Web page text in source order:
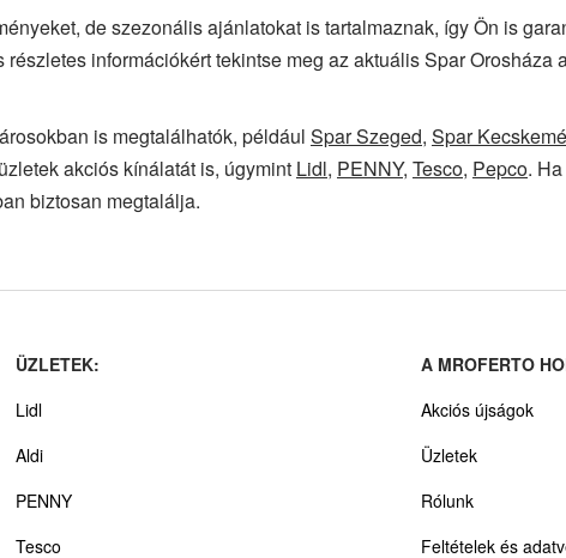
de szezonális ajánlatokat is tartalmaznak, így Ön is
információkért tekintse meg az aktuális Spar
is megtalálhatók, például Spar Szeged, Spar
akciós kínálatát is, úgymint Lidl, PENNY, Tesco, Pepco.
biztosan megtalálja.
ÜZLETEK:
Lidl
Aldi
PENNY
Tesco
A MROFERTO
Akciós újságok
Üzletek
Rólunk
Feltételek és